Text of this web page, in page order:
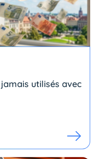
utilisés avec